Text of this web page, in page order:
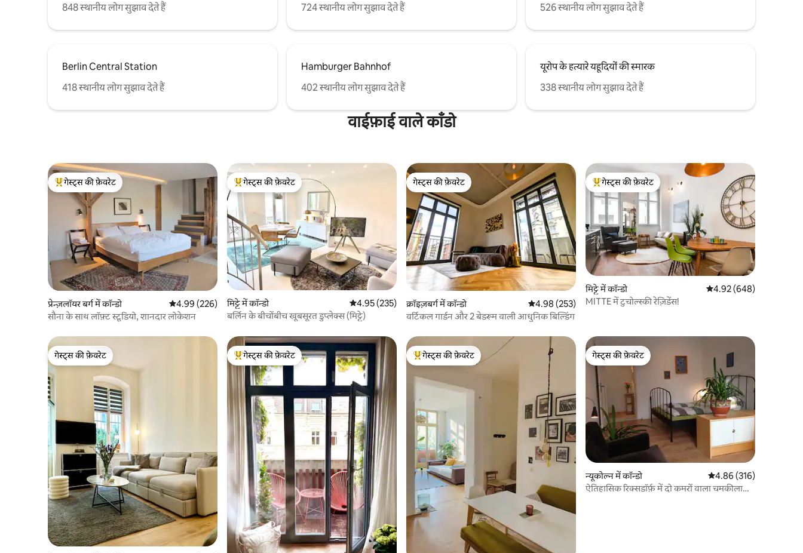
848 स्थानीय लोग सुझाव देते हैं
724 स्थानीय लोग सुझाव देते हैं
526 स्थानीय लोग सुझाव देते हैं
Berlin Central Station
418 स्थानीय लोग सुझाव देते हैं
Hamburger Bahnhof
402 स्थानीय लोग सुझाव देते हैं
यूरोप के हत्यारे यहूदियों की स्मारक
338 स्थानीय लोग सुझाव देते हैं
वाईफ़ाई वाले काँडो
गेस्ट्स का टॉप फ़ेवरेट
गेस्ट्स की फ़ेवरेट
प्रेन्ज़लॉयर बर्ग में कॉन्डो औसत रेटिंग 5 में से 4.99, 226 समीक्षाएँ
4.99 (226)
सौना के साथ लॉफ़्ट स्टूडियो, शानदार लोकेशन
गेस्ट्स का टॉप फ़ेवरेट
गेस्ट्स की फ़ेवरेट
मिट्टे में कॉन्डो औसत रेटिंग 5 में से 4.95, 235 समीक्षाएँ
4.95 (235)
बर्लिन के बीचोंबीच खूबसूरत डुप्लेक्स (मिट्टे)
गेस्ट्स की फ़ेवरेट
गेस्ट्स की फ़ेवरेट
क्रॉइज़बर्ग में कॉन्डो औसत रेटिंग 5 में से 4.98, 253 समीक्षाएँ
4.98 (253)
वर्टिकल गार्डन और 2 बेडरूम वाली आधुनिक बिल्डिंग
गेस्ट्स का टॉप फ़ेवरेट
गेस्ट्स की फ़ेवरेट
मिट्टे में कॉन्डो औसत रेटिंग 5 में से 4.92,
4.92 (648)
MITTE में टुचोल्स्की रेज़िडेंस!
गेस्ट्स की फ़ेवरेट
गेस्ट्स की फ़ेवरेट
गेस्ट्स का टॉप फ़ेवरेट
गेस्ट्स की फ़ेवरेट
गेस्ट्स का टॉप फ़ेवरेट
गेस्ट्स की फ़ेवरेट
गेस्ट्स की फ़ेवरेट
गेस्ट्स की फ़ेवरेट
न्यूकोल्न में कॉन्डो औसत रेटिंग 5 में से 4.86,
4.86 (316)
ऐतिहासिक रिक्सडॉर्फ़ में दो कमरों वाला चमकीला